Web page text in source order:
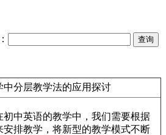
中分层教学法的应用探讨
中英语的教学中，我们需要根据
安排教学，将新型的教学模式不断